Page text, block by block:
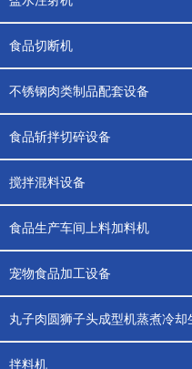
食品切断机
不锈钢肉类制品配套设备
食品斩拌切碎设备
搅拌混料设备
食品生产车间上料加料机
宠物食品加工设备
丸子肉圆狮子头成型机蒸煮冷却
拌料机